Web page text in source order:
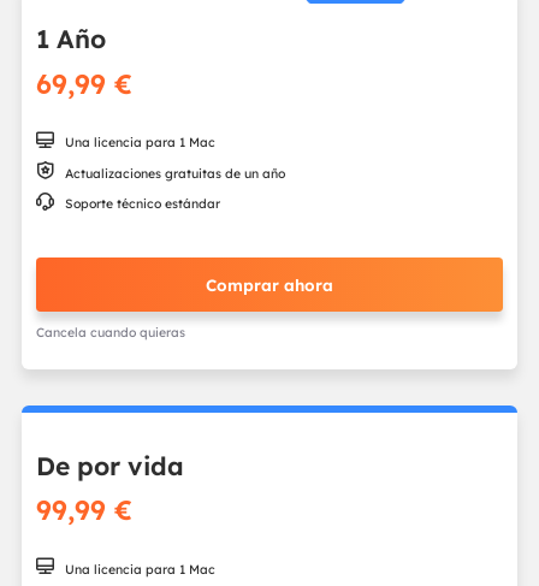
1 Año
69,99 €
 Una licencia para 1 Mac
 Actualizaciones gratuitas de un año
 Soporte técnico estándar
Comprar ahora
Cancela cuando quieras
De por vida
99,99 €
 Una licencia para 1 Mac